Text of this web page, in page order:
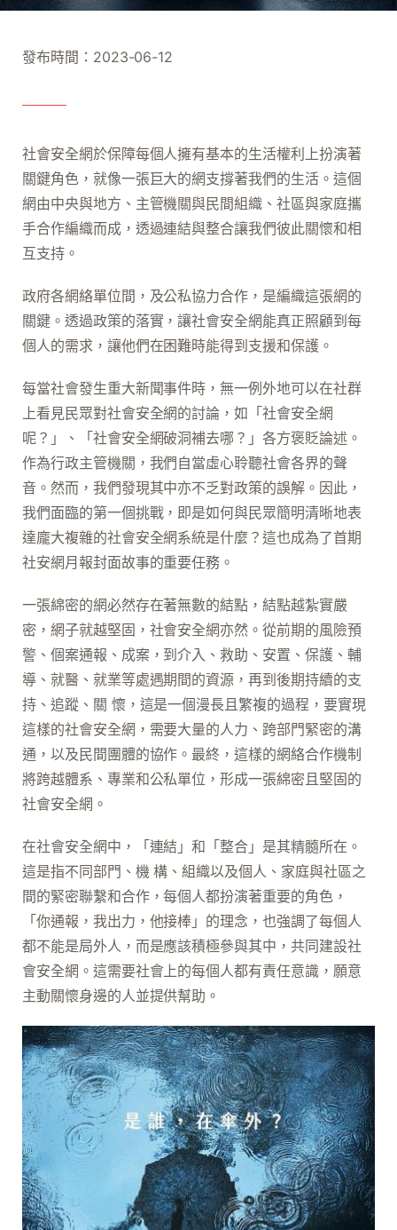
發布時間：2023-06-12
社會安全網於保障每個人擁有基本的生活權利上扮演著
關鍵角色，就像一張巨大的網支撐著我們的生活。這個
網由中央與地方、主管機關與民間組織、社區與家庭攜
手合作編織而成，透過連結與整合讓我們彼此關懷和相
互支持。
政府各網絡單位間，及公私協力合作，是編織這張網的
關鍵。透過政策的落實，讓社會安全網能真正照顧到每
個人的需求，讓他們在困難時能得到支援和保護。
每當社會發生重大新聞事件時，無一例外地可以在社群
上看見民眾對社會安全網的討論，如「社會安全網
呢？」、「社會安全網破洞補去哪？」各方褒貶論述。
作為行政主管機關，我們自當虛心聆聽社會各界的聲
音。然而，我們發現其中亦不乏對政策的誤解。因此，
我們面臨的第一個挑戰，即是如何與民眾簡明清晰地表
達龐大複雜的社會安全網系統是什麼？這也成為了首期
社安網月報封面故事的重要任務。
一張綿密的網必然存在著無數的結點，結點越紮實嚴
密，網子就越堅固，社會安全網亦然。從前期的風險預
警、個案通報、成案，到介入、救助、安置、保護、輔
導、就醫、就業等處遇期間的資源，再到後期持續的支
持、追蹤、關 懷，這是一個漫長且繁複的過程，要實現
這樣的社會安全網，需要大量的人力、跨部門緊密的溝
通，以及民間團體的協作。最終，這樣的網絡合作機制
將跨越體系、專業和公私單位，形成一張綿密且堅固的
社會安全網。
在社會安全網中，「連結」和「整合」是其精髓所在。
這是指不同部門、機 構、組織以及個人、家庭與社區之
間的緊密聯繫和合作，每個人都扮演著重要的角色，
「你通報，我出力，他接棒」的理念，也強調了每個人
都不能是局外人，而是應該積極參與其中，共同建設社
會安全網。這需要社會上的每個人都有責任意識，願意
主動關懷身邊的人並提供幫助。